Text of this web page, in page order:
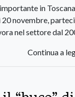
in
novembre,
nel settore dal
Continua a